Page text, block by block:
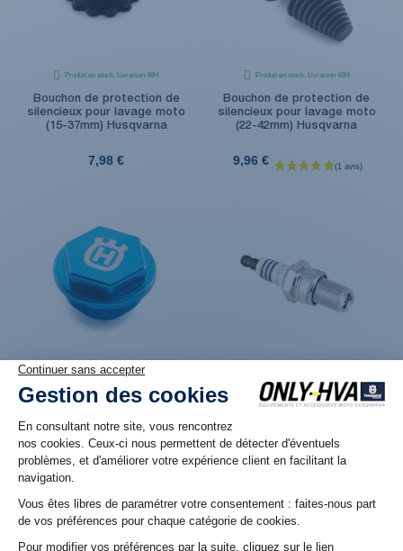
Produit en stock. Livraison 48H
Bouchon de protection de
silencieux pour lavage moto
(15-37mm) Husqvarna
7,98 €
Produit en stock. Livraison 48H
Bouchon de protection de
silencieux pour lavage moto
(22-42mm) Husqvarna
9,96 €
Produit en stock. Livraison 48H
Bouchon de réservoir de
anodisé Bleu pour TC/FC
(14-25) et TE/FE (14/17)
Bougie d'allumage Origine
Husqvarna TC 125 (23+) et
TC 150 (25+)